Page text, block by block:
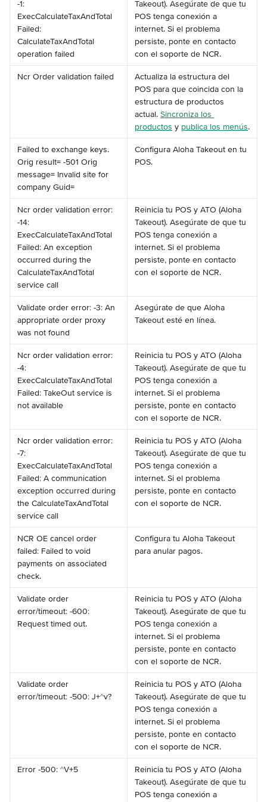
-1:
ExecCalculateTaxAndTotal
Failed:
CalculateTaxAndTotal
operation failed
Takeout). Asegúrate de que tu
POS tenga conexión a
internet. Si el problema
persiste, ponte en contacto
con el soporte de NCR.
Ncr Order validation failed
Actualiza la estructura del
POS para que coincida con la
estructura de productos
actual. Sincroniza los
productos y publica los menús.
Failed to exchange keys.
Orig result= -501 Orig
message= Invalid site for
company Guid=
Configura Aloha Takeout en tu
POS.
Ncr order validation error:
-14:
ExecCalculateTaxAndTotal
Failed: An exception
occurred during the
CalculateTaxAndTotal
service call
Reinicia tu POS y ATO (Aloha
Takeout). Asegúrate de que tu
POS tenga conexión a
internet. Si el problema
persiste, ponte en contacto
con el soporte de NCR.
Validate order error: -3: An
appropriate order proxy
was not found
Asegúrate de que Aloha
Takeout esté en línea.
Ncr order validation error:
-4:
ExecCalculateTaxAndTotal
Failed: TakeOut service is
not available
Reinicia tu POS y ATO (Aloha
Takeout). Asegúrate de que tu
POS tenga conexión a
internet. Si el problema
persiste, ponte en contacto
con el soporte de NCR.
Ncr order validation error:
-7:
ExecCalculateTaxAndTotal
Failed: A communication
exception occurred during
the CalculateTaxAndTotal
service call
Reinicia tu POS y ATO (Aloha
Takeout). Asegúrate de que tu
POS tenga conexión a
internet. Si el problema
persiste, ponte en contacto
con el soporte de NCR.
NCR OE cancel order
failed: Failed to void
payments on associated
check.
Configura tu Aloha Takeout
para anular pagos.
Validate order
error/timeout: -600:
Request timed out.
Reinicia tu POS y ATO (Aloha
Takeout). Asegúrate de que tu
POS tenga conexión a
internet. Si el problema
persiste, ponte en contacto
con el soporte de NCR.
Validate order
error/timeout: -500: J+^v?
Reinicia tu POS y ATO (Aloha
Takeout). Asegúrate de que tu
POS tenga conexión a
internet. Si el problema
persiste, ponte en contacto
con el soporte de NCR.
Error -500: ^V+5
Reinicia tu POS y ATO (Aloha
Takeout). Asegúrate de que tu
POS tenga conexión a